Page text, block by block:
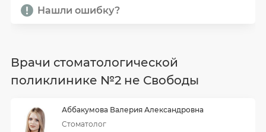
Нашли ошибку?
Врачи стоматологической
поликлинике №2 не Свободы
Аббакумова Валерия Александровна
Стоматолог